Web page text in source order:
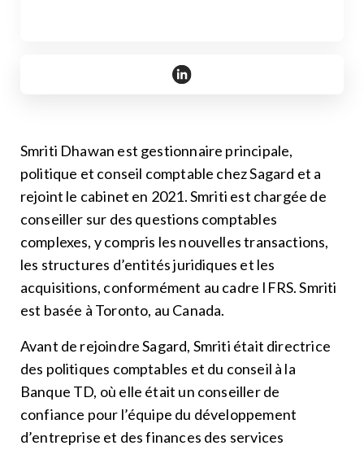
https://www.linkedin.com/in/
Smriti Dhawan est gestionnaire principale,
politique et conseil comptable chez Sagard et a
rejoint le cabinet en 2021. Smriti est chargée de
conseiller sur des questions comptables
complexes, y compris les nouvelles transactions,
les structures d’entités juridiques et les
acquisitions, conformément au cadre IFRS. Smriti
est basée à Toronto, au Canada.
Avant de rejoindre Sagard, Smriti était directrice
des politiques comptables et du conseil à la
Banque TD, où elle était un conseiller de
confiance pour l’équipe du développement
d’entreprise et des finances des services